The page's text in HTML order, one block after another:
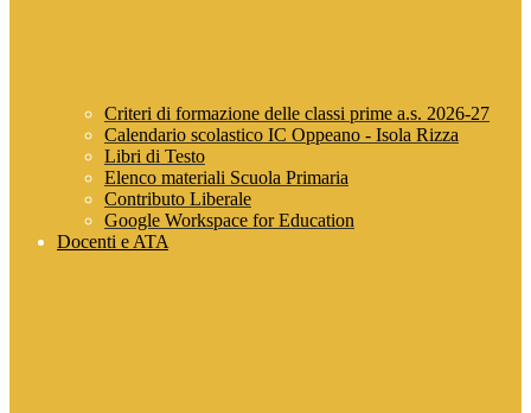
Criteri di formazione delle classi prime a.s. 2026-27
Calendario scolastico IC Oppeano - Isola Rizza
Libri di Testo
Elenco materiali Scuola Primaria
Contributo Liberale
Google Workspace for Education
Docenti e ATA